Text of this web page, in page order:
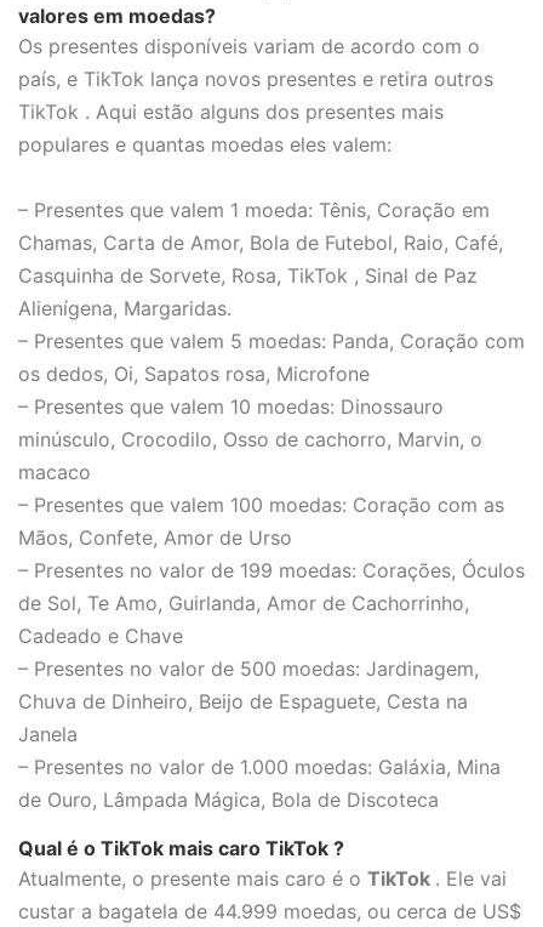
valores em moedas?
Os presentes disponíveis variam de acordo com o
país, e TikTok lança novos presentes e retira outros
TikTok . Aqui estão alguns dos presentes mais
populares e quantas moedas eles valem:
– Presentes que valem 1 moeda: Tênis, Coração em
Chamas, Carta de Amor, Bola de Futebol, Raio, Café,
Casquinha de Sorvete, Rosa, TikTok , Sinal de Paz
Alienígena, Margaridas.
– Presentes que valem 5 moedas: Panda, Coração com
os dedos, Oi, Sapatos rosa, Microfone
– Presentes que valem 10 moedas: Dinossauro
minúsculo, Crocodilo, Osso de cachorro, Marvin, o
macaco
– Presentes que valem 100 moedas: Coração com as
Mãos, Confete, Amor de Urso
– Presentes no valor de 199 moedas: Corações, Óculos
de Sol, Te Amo, Guirlanda, Amor de Cachorrinho,
Cadeado e Chave
– Presentes no valor de 500 moedas: Jardinagem,
Chuva de Dinheiro, Beijo de Espaguete, Cesta na
Janela
– Presentes no valor de 1.000 moedas: Galáxia, Mina
de Ouro, Lâmpada Mágica, Bola de Discoteca
Qual é o TikTok mais caro TikTok ?
Atualmente, o presente mais caro é o TikTok . Ele vai
custar a bagatela de 44.999 moedas, ou cerca de US$